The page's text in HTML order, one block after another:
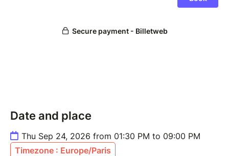
Date and place
Thu Sep 24, 2026 from 01:30 PM to 09:00 PM
Timezone : Europe/Paris